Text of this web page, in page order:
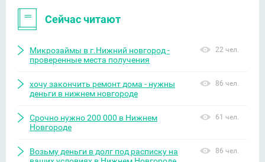
Сейчас читают
Микрозаймы в г.Нижний новгород -
проверенные места получения
22 чел.
хочу закончить ремонт дома - нужны
деньги в нижнем новгороде
86 чел.
Срочно нужно 200 000 в Нижнем
Новгороде
61 чел.
Возьму деньги в долг под расписку на
86 чел.